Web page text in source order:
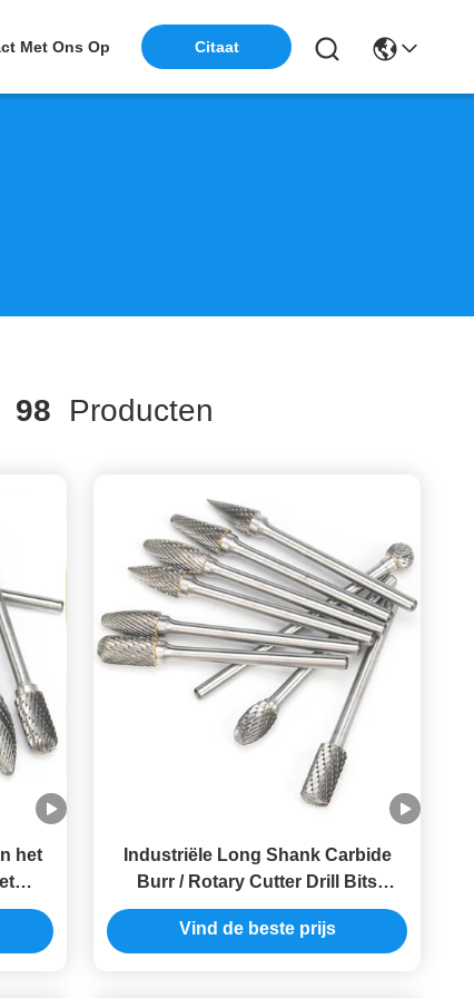
Met Ons Op Citaat
98 Producten
het
Industriële Long Shank Carbide
Burr / Rotary Cutter Drill Bits
ISO9001 goedgekeurd
Vind de beste prijs